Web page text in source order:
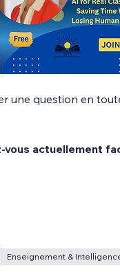
une question en
actuellement
Enseignement &